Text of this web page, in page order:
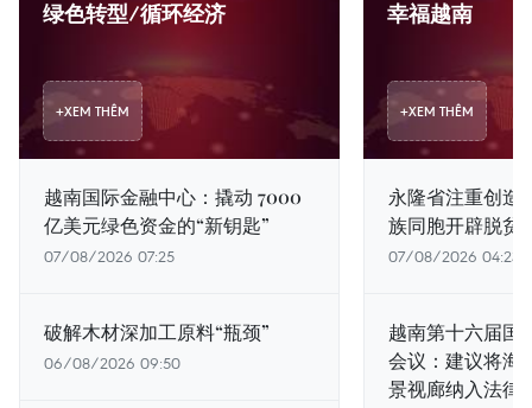
绿色转型/循环经济
+XEM THÊM
越南国际金融中心：撬动 7000
亿美元绿色资金的“新钥匙”
07/08/2026 07:25
破解木材深加工原料“瓶颈”
06/08/2026 09:50
幸福越南
+XEM THÊM
永隆省注重创造
族同胞开辟脱贫
07/08/2026 04:23
越南第十六届国
会议：建议将海
景视廊纳入法律